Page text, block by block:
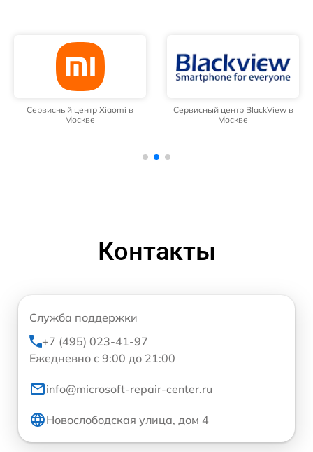
Сервисный центр Xiaomi в
Москве
Сервисный центр BlackView в
Москве
Контакты
Служба поддержки
+7 (495) 023-41-97
Ежедневно с 9:00 до 21:00
info@microsoft-repair-center.ru
Новослободская улица, дом 4